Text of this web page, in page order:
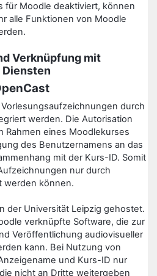
für Moodle deaktiviert, können
alle Funktionen von Moodle
Verknüpfung mit
durch
werden. Die Autorisation
Rahmen eines Moodlekurses
des Benutzernamens an das
mit der Kurs-ID. Somit
nur durch
werden können.
der Universität Leipzig gehostet.
verknüpfte Software, die zur
Veröffentlichung audiovisueller
kann. Bei Nutzung von
und Kurs-ID nur
nicht an Dritte weitergeben